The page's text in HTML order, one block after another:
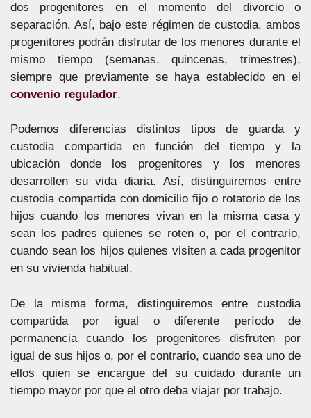
dos progenitores en el momento del divorcio o
separación. Así, bajo este régimen de custodia, ambos
progenitores podrán disfrutar de los menores durante el
mismo tiempo (semanas, quincenas, trimestres),
siempre que previamente se haya establecido en el
convenio regulador.
Podemos diferencias distintos tipos de guarda y
custodia compartida en función del tiempo y la
ubicación donde los progenitores y los menores
desarrollen su vida diaria. Así, distinguiremos entre
custodia compartida con domicilio fijo o rotatorio de los
hijos cuando los menores vivan en la misma casa y
sean los padres quienes se roten o, por el contrario,
cuando sean los hijos quienes visiten a cada progenitor
en su vivienda habitual.
De la misma forma, distinguiremos entre custodia
compartida por igual o diferente período de
permanencia cuando los progenitores disfruten por
igual de sus hijos o, por el contrario, cuando sea uno de
ellos quien se encargue del su cuidado durante un
tiempo mayor por que el otro deba viajar por trabajo.